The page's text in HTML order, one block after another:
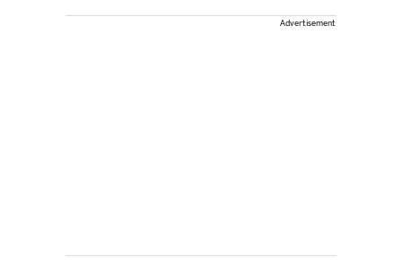
Advertisement